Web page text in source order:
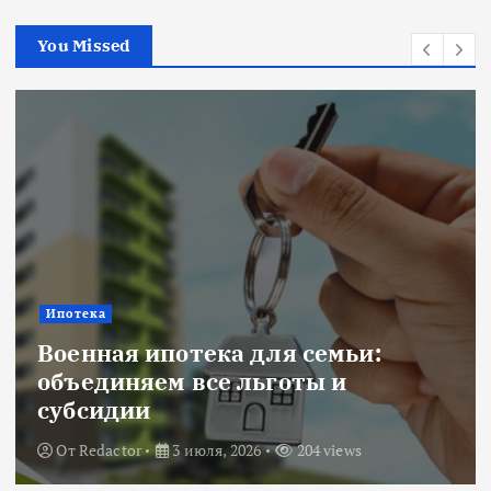
You Missed
Title: ИИ в финансовом
оценка рисков и выбор
ОтRedactor 18 июня, 2026 224 views